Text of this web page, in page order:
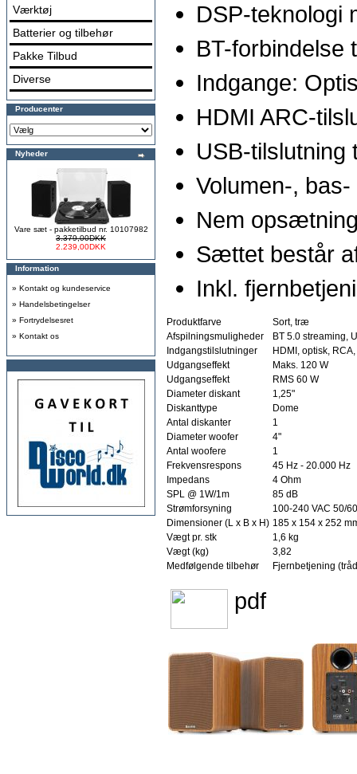
Værktøj
Batterier og tilbehør
Pakke Tilbud
Diverse
Producenter
Nyheder
Vare sæt - pakketilbud nr. 10107982
3.379,00DKK
2.239,00DKK
Information
» Kontakt og kundeservice
» Handelsbetingelser
» Fortrydelsesret
» Kontakt os
DSP-teknologi
BT-forbindelse
Indgange:
HDMI ARC-
USB-tilslutning
Volumen-,
Nem
Sættet består
Inkl.
Produktfarve
Sort, træ
Afspilningsmuligheder
BT 5.0 streaming,
Indgangstilslutninger
HDMI, optisk,
Udgangseffekt
Maks. 120 W
Udgangseffekt
RMS 60 W
Diameter diskant
1,25"
Diskanttype
Dome
Antal diskanter
1
Diameter woofer
4"
Antal woofere
1
Frekvensrespons
45 Hz - 20.000 Hz
Impedans
4 Ohm
SPL @ 1W/1m
85 dB
Strømforsyning
100-240 VAC 50/
Dimensioner (L x B x H) 185 x 154 x 252
Vægt pr. stk
1,6 kg
Vægt (kg)
3,82
Medfølgende tilbehør
Fjernbetjening
pdf